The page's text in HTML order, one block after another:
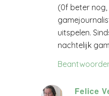
(0f beter nog,
uitspelen.
nachtelijk
Felice